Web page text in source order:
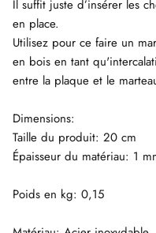
Il suffit juste d’insérer les
en place.
Utilisez pour ce faire un
en bois en tant
entre la plaque et le
Dimensions:
Taille du produit: 20 cm
Épaisseur du matériau: 1
Poids en kg: 0,15